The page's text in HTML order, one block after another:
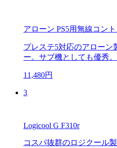
アローン PS5用無線コン
プレステ5対応のアローン
ー。サブ機としても優秀。
11,480円
3
Logicool G F310r
コスパ抜群のロジクール